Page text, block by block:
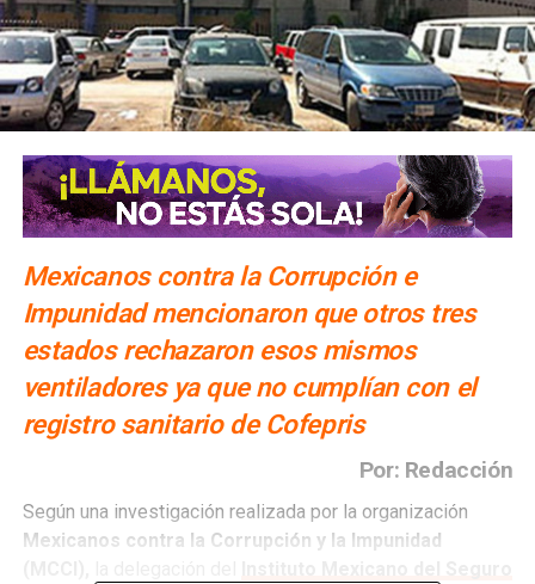
Mexicanos contra la Corrupción e
Impunidad mencionaron que otros tres
estados rechazaron esos mismos
ventiladores ya que no cumplían con el
registro sanitario de Cofepris
Por: Redacción
Según una investigación realizada por la organización
Mexicanos contra la Corrupción y la Impunidad